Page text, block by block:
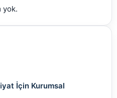
(2)
yok.
İçin Kurumsal